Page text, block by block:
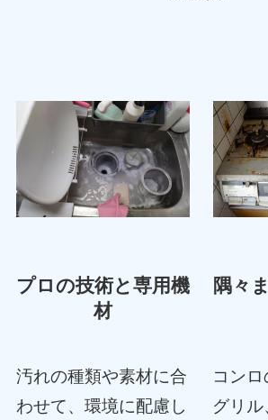
プロの技術と専用機
材
汚れの種類や素材に合
わせて、環境に配慮し
隅々
コン
グリ